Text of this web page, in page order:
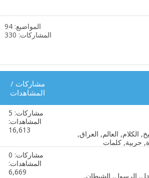
مشاهدة
تغذيات
المواضيع: 94
المشاركات: 330
مشاركات /
المشاهدات
مشاركات: 5
المشاهدات:
16,613
مشاركات: 0
المشاهدات:
6,669